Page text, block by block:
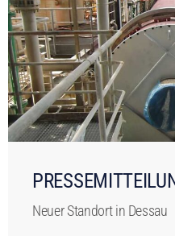
Neuer Standort in Dessau